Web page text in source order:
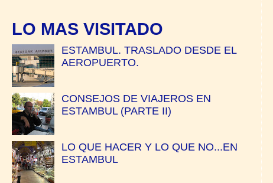
LO MAS VISITADO
ESTAMBUL. TRASLADO DESDE EL
AEROPUERTO.
CONSEJOS DE VIAJEROS EN
ESTAMBUL (PARTE II)
LO QUE HACER Y LO QUE NO...EN
ESTAMBUL